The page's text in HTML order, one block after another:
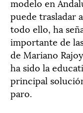
puede trasladar
todo ello, ha
importante de
de Mariano
ha sido la
principal
paro.